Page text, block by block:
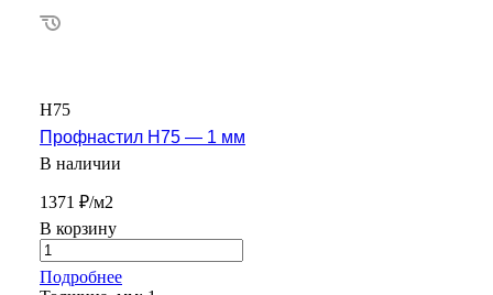
Н75
Профнастил Н75 — 1 мм
В наличии
1371 ₽/м2
В корзину
Подробнее